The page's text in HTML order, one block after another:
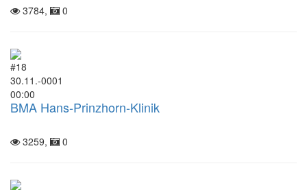
3784, 0
#18
30.11.-0001
00:00
BMA Hans-Prinzhorn-Klinik
3259, 0